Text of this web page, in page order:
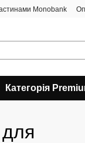
Monobank
Категорія